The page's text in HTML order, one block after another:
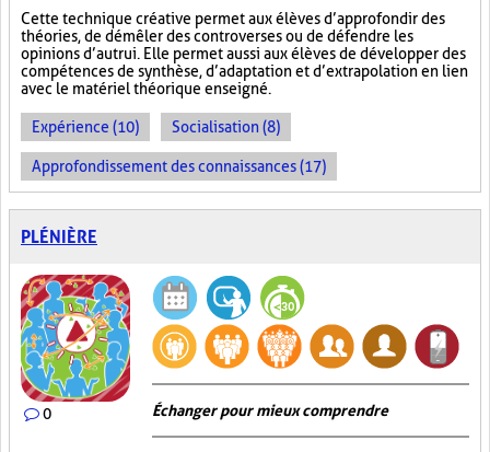
Cette technique créative permet aux élèves d’approfondir des
théories, de démêler des controverses ou de défendre les
opinions d’autrui. Elle permet aussi aux élèves de développer des
compétences de synthèse, d’adaptation et d’extrapolation en lien
avec le matériel théorique enseigné.
Expérience (10) Socialisation (8)
Approfondissement des connaissances (17)
PLÉNIÈRE
0 Échanger pour mieux comprendre